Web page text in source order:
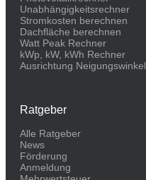
Unabhängigkeitsrechner
Stromkosten berechnen
Dachfläche berechnen
Watt Peak Rechner
kWp, kW, kWh Rechner
Ausrichtung Neigungswinkel
Ratgeber
Alle Ratgeber
News
Förderung
Anmeldung